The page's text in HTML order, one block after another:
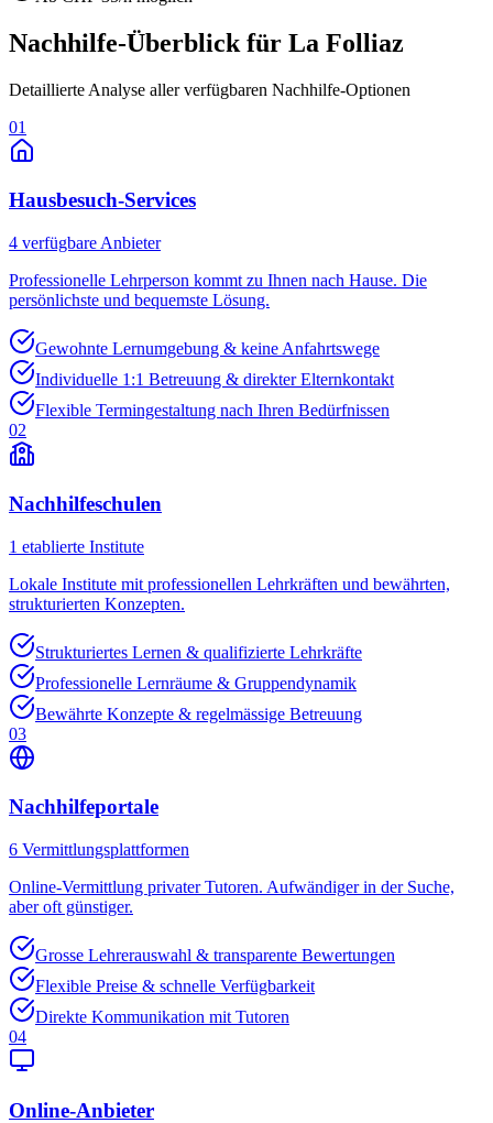
Nachhilfe-Überblick für La Folliaz
Detaillierte Analyse aller verfügbaren Nachhilfe-Optionen
01
Hausbesuch-Services
4 verfügbare Anbieter
Professionelle Lehrperson kommt zu Ihnen nach Hause. Die
persönlichste und bequemste Lösung.
Gewohnte Lernumgebung & keine Anfahrtswege
Individuelle 1:1 Betreuung & direkter Elternkontakt
Flexible Termingestaltung nach Ihren Bedürfnissen
02
Nachhilfeschulen
1 etablierte Institute
Lokale Institute mit professionellen Lehrkräften und bewährten,
strukturierten Konzepten.
Strukturiertes Lernen & qualifizierte Lehrkräfte
Professionelle Lernräume & Gruppendynamik
Bewährte Konzepte & regelmässige Betreuung
03
Nachhilfeportale
6 Vermittlungsplattformen
Online-Vermittlung privater Tutoren. Aufwändiger in der Suche,
aber oft günstiger.
Grosse Lehrerauswahl & transparente Bewertungen
Flexible Preise & schnelle Verfügbarkeit
Direkte Kommunikation mit Tutoren
04
Online-Anbieter